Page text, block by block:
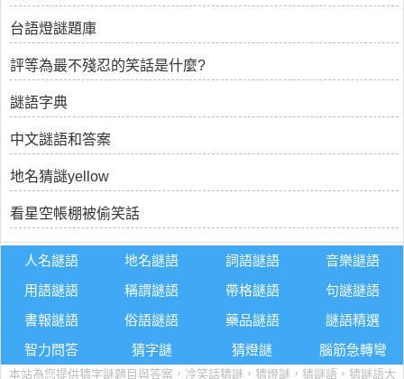
台語燈謎題庫
評等為最不殘忍的笑話是什麼?
謎語字典
中文謎語和答案
地名猜謎yellow
看星空帳棚被偷笑話
人名謎語 地名謎語 詞語謎語
音樂謎語
用語謎語
稱謂謎語 帶格謎語
句謎謎語
書報謎語
俗語謎語 藥品謎語
謎語精選
智力問答
猜字謎 猜燈謎 腦筋急轉彎
本站為您提供猜字謎題目與答案，冷笑話猜謎，猜燈謎，猜謎語，猜謎語大